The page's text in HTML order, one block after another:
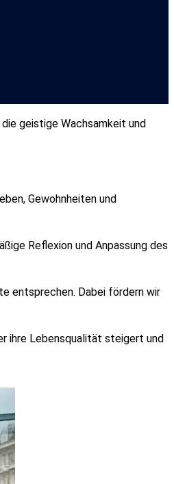
geistige Wachsamkeit und
Gewohnheiten und
Reflexion und Anpassung des
entsprechen. Dabei fördern wir
ihre Lebensqualität steigert und